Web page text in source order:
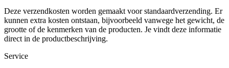
Deze verzendkosten worden gemaakt voor standaardverzending. Er
kunnen extra kosten ontstaan, bijvoorbeeld vanwege het gewicht, de
grootte of de kenmerken van de producten. Je vindt deze informatie
direct in de productbeschrijving.
Service